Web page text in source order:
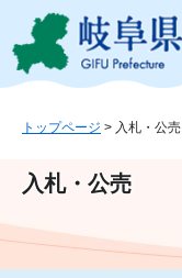
ジ
ュ
文
トップページ > 入札・公売
入札・公売